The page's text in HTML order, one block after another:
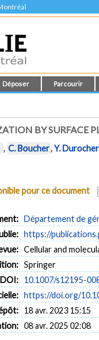
Déposer Parcourir
BY SURFACE
, C. Boucher,Y. Durocher
pour ce document
Département de
https://
Cellular and
Springer
DOI: 10.1007/s12195-
https://doi.org/
18 avr. 2023 15:15
08 avr. 2025 02:08